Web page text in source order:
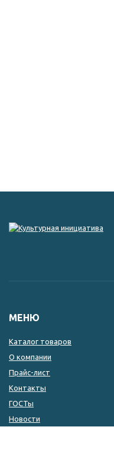
МЕНЮ
Каталог товаров
О компании
Прайс-лист
Контакты
ГОСТы
Новости